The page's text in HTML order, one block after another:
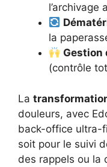
l’archivage
la
Gestion
(contrôle
La
douleurs, avec
back-office ultra-
soit pour le suivi
des rappels ou la